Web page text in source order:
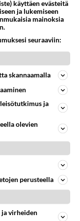
40
Tiesitkö? Martina Aitolehden isäpuoli on tämä suosittu laulaja
Martina Aitolehti on seurattu julkisuuden henkilö. Lähipiiriin mahtuu muitakin tunnettuja henkilöitä. Tiesitkö, että Ma
745
56
691
Olipa hyvä kirjoitus, kiitos. Ongelmat mitkä nostat esille on todellisia ja tämä ylimielisyys totta ja se näkyy kaikessa
679
58
käyttäen evästeitä
ja lukemiseen
mainoksia
seuraaviin:
skannaamalla
ja
olevien
perusteella
virheiden